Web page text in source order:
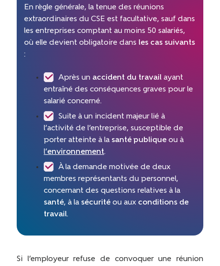
En règle générale, la tenue des réunions
extraordinaires du CSE est facultative, sauf dans
les entreprises comptant au moins 50 salariés,
où elle devient obligatoire dans les cas suivants
:
Après un accident du travail ayant
entraîné des conséquences graves pour le
salarié concerné.
Suite à un incident majeur lié à
l’activité de l’entreprise, susceptible de
porter atteinte à la santé publique ou à
l’environnement.
À la demande motivée de deux
membres représentants du personnel,
concernant des questions relatives à la
santé, à la sécurité ou aux conditions de
travail.
Si l’employeur refuse de convoquer une réunion